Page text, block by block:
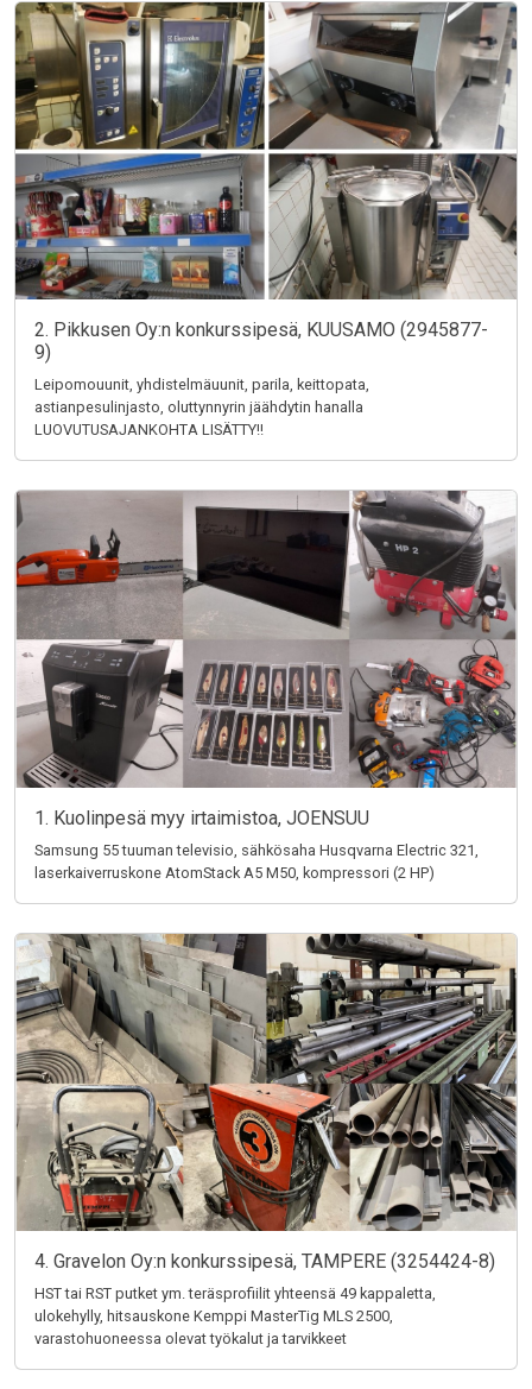
2. Pikkusen Oy:n konkurssipesä, KUUSAMO (2945877-
9)
Leipomouunit, yhdistelmäuunit, parila, keittopata,
astianpesulinjasto, oluttynnyrin jäähdytin hanalla
LUOVUTUSAJANKOHTA LISÄTTY!!
1. Kuolinpesä myy irtaimistoa, JOENSUU
Samsung 55 tuuman televisio, sähkösaha Husqvarna Electric 321,
laserkaiverruskone AtomStack A5 M50, kompressori (2 HP)
4. Gravelon Oy:n konkurssipesä, TAMPERE (3254424-8)
HST tai RST putket ym. teräsprofiilit yhteensä 49 kappaletta,
ulokehylly, hitsauskone Kemppi MasterTig MLS 2500,
varastohuoneessa olevat työkalut ja tarvikkeet